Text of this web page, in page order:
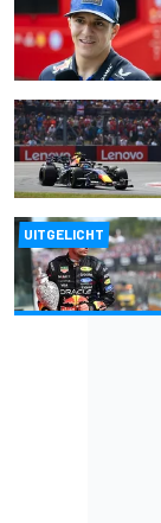
UITGELICHT